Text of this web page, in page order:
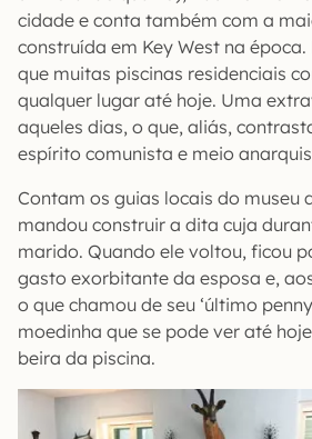
cidade e conta também com a
construída em Key West na
que muitas piscinas residenciais
qualquer lugar até hoje. Uma
aqueles dias, o que, aliás,
espírito comunista e meio
Contam os guias locais do museu
mandou construir a dita cuja
marido. Quando ele voltou, ficou
gasto exorbitante da esposa e,
o que chamou de seu ‘último
moedinha que se pode ver até
beira da piscina.